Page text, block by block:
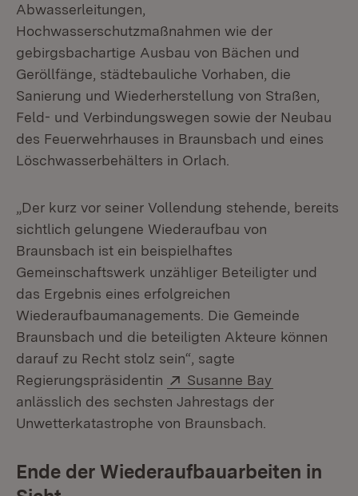
Abwasserleitungen,
Hochwasserschutzmaßnahmen wie der
gebirgsbachartige Ausbau von Bächen und
Geröllfänge, städtebauliche Vorhaben, die
Sanierung und Wiederherstellung von Straßen,
Feld- und Verbindungswegen sowie der Neubau
des Feuerwehrhauses in Braunsbach und eines
Löschwasserbehälters in Orlach.
„Der kurz vor seiner Vollendung stehende, bereits
sichtlich gelungene Wiederaufbau von
Braunsbach ist ein beispielhaftes
Gemeinschaftswerk unzähliger Beteiligter und
das Ergebnis eines erfolgreichen
Wiederaufbaumanagements. Die Gemeinde
Braunsbach und die beteiligten Akteure können
darauf zu Recht stolz sein“, sagte
Regierungspräsidentin
Extern:
Susanne Bay
anlässlich des sechsten Jahrestags der
Unwetterkatastrophe von Braunsbach.
Ende der Wiederaufbauarbeiten in